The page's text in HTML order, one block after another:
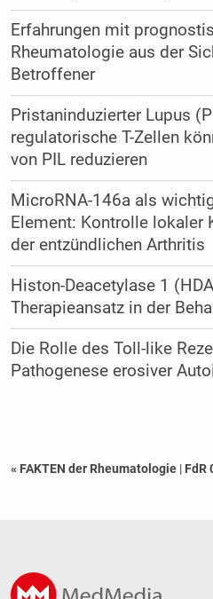
Erfahrungen mit
Rheumatologie aus der
Betroffener
Pristaninduzierter Lupus
regulatorische T-Zellen
von PIL reduzieren
MicroRNA-146a als
Element: Kontrolle lokaler
der entzündlichen Arthritis
Histon-Deacetylase 1
Therapieansatz in der
Die Rolle des Toll-like
Pathogenese erosiver
« FAKTEN der Rheumatologie | FdR